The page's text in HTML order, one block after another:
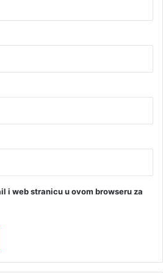
i web stranicu u ovom browseru za